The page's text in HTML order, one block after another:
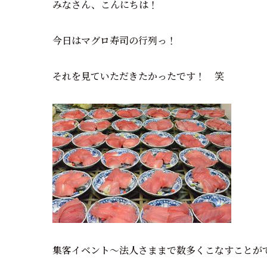
みなさん、こんにちは！
今日はマグロ寿司の行列っ！
それを見ていただきたかったです！ 笑
集客イベント～法人さままで数多くこなすことが